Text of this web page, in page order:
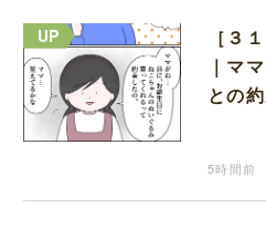
［３
｜マ
との
5時間前